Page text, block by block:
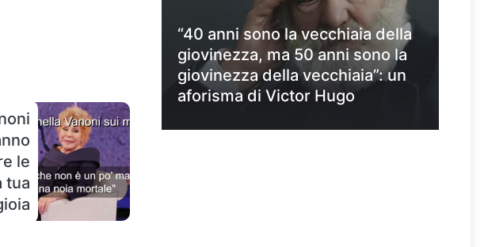
le
tua
“40 anni sono la vecchiaia della
giovinezza, ma 50 anni sono la
giovinezza della vecchiaia”: un
aforisma di Victor Hugo